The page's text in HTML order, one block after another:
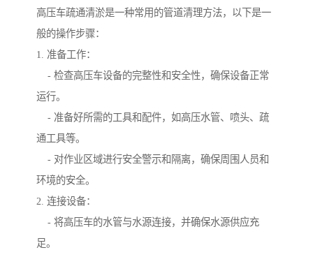
高压车疏通清淤是一种常用的管道清理方法，以下是一
般的操作步骤：
1. 准备工作：
- 检查高压车设备的完整性和安全性，确保设备正常
运行。
- 准备好所需的工具和配件，如高压水管、喷头、疏
通工具等。
- 对作业区域进行安全警示和隔离，确保周围人员和
环境的安全。
2. 连接设备：
- 将高压车的水管与水源连接，并确保水源供应充
足。